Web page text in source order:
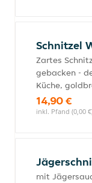
Schnitzel
Zartes
gebacken -
Küche,
14,90 €
inkl. Pfand (0,00
mit